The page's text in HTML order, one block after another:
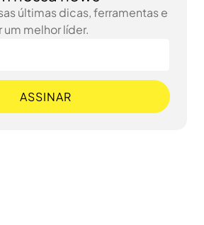
últimas dicas, ferramentas e
melhor líder.
ASSINAR